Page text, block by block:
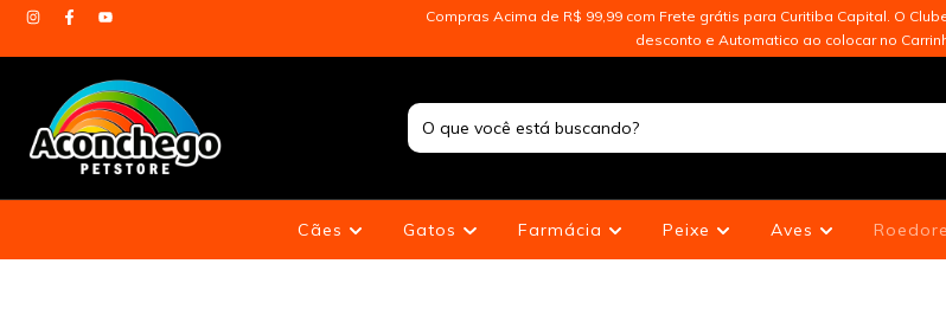
Compras Acima de R$ 99,99 com Frete grátis para Curitiba Capital. O
desconto e Automatico ao colocar no
Cães Gatos Farmácia Peixe Aves